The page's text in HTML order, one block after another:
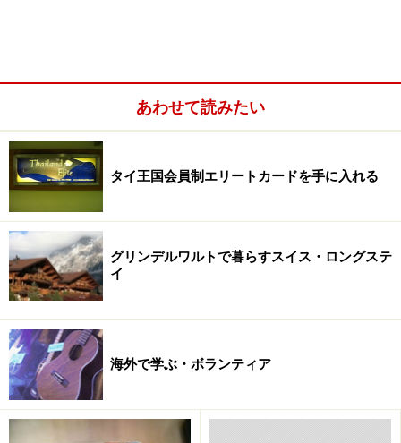
あわせて読みたい
タイ王国会員制エリートカードを手に入れる
グリンデルワルトで暮らすスイス・ロングステ
イ
海外で学ぶ・ボランティア